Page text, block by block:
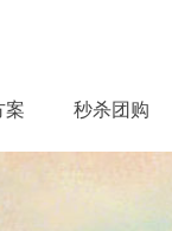
案 秒杀团购